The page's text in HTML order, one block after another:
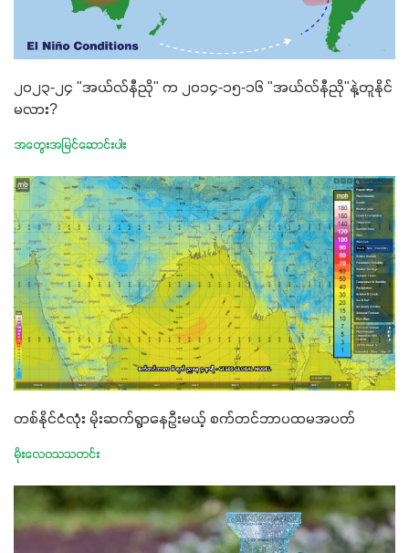
၂၀၂၃-၂၄ "အယ်လ်နီညို" က ၂၀၁၄-၁၅-၁၆ "အယ်လ်နီညို"နဲ့တူနိုင်
မလား?
အတွေးအမြင်ဆောင်းပါး
တစ်နိုင်ငံလုံး မိုးဆက်ရွာနေဦးမယ့် စက်တင်ဘာပထမအပတ်
မိုးလေဝသသတင်း